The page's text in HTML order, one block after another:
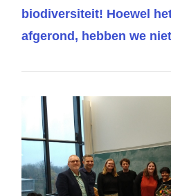
biodiversiteit! Hoewel
afgerond, hebben we